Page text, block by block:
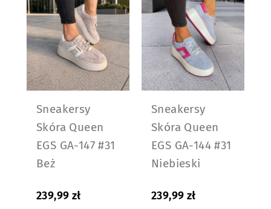
Sneakersy
Skóra Queen
EGS GA-147 #31
Beż
239,99 zł
Sneakersy
Skóra Queen
EGS GA-144 #31
Niebieski
239,99 zł